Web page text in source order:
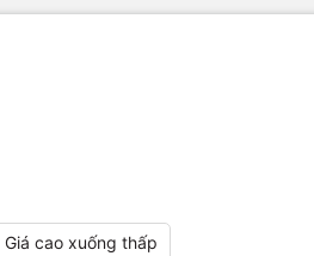
Giá cao xuống thấp